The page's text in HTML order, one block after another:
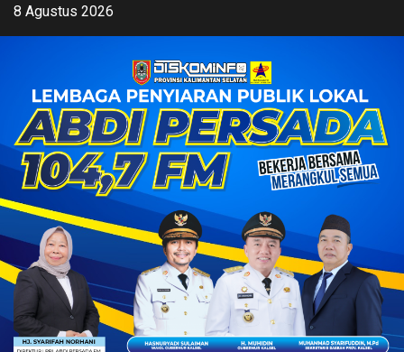
Skip8 Agustus 2026